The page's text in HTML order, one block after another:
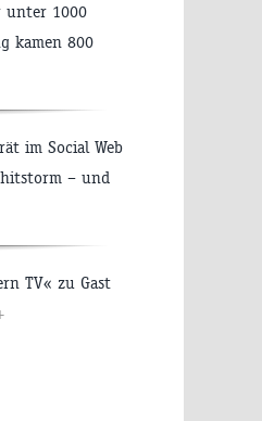
unter 1000
kamen 800
im Social Web
– und
TV« zu Gast